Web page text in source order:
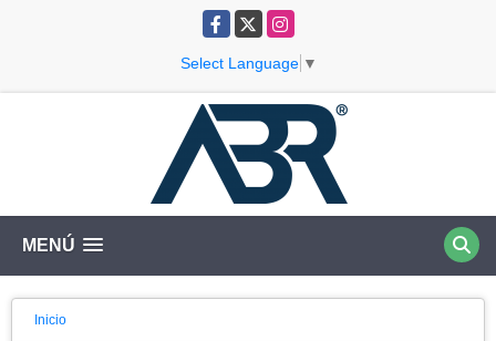
Facebook
X Instagram
Select Language ▼
MENÚ
Inicio